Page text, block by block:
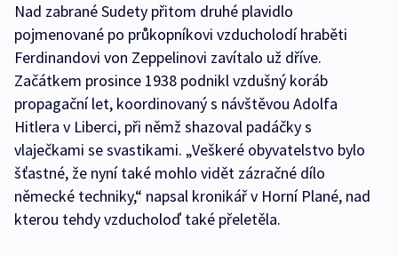
Nad zabrané Sudety přitom druhé plavidlo
pojmenované po průkopníkovi vzducholodí hraběti
Ferdinandovi von Zeppelinovi zavítalo už dříve.
Začátkem prosince 1938 podnikl vzdušný koráb
propagační let, koordinovaný s návštěvou Adolfa
Hitlera v Liberci, při němž shazoval padáčky s
vlaječkami se svastikami. „Veškeré obyvatelstvo bylo
šťastné, že nyní také mohlo vidět zázračné dílo
německé techniky,“ napsal kronikář v Horní Plané, nad
kterou tehdy vzducholoď také přeletěla.